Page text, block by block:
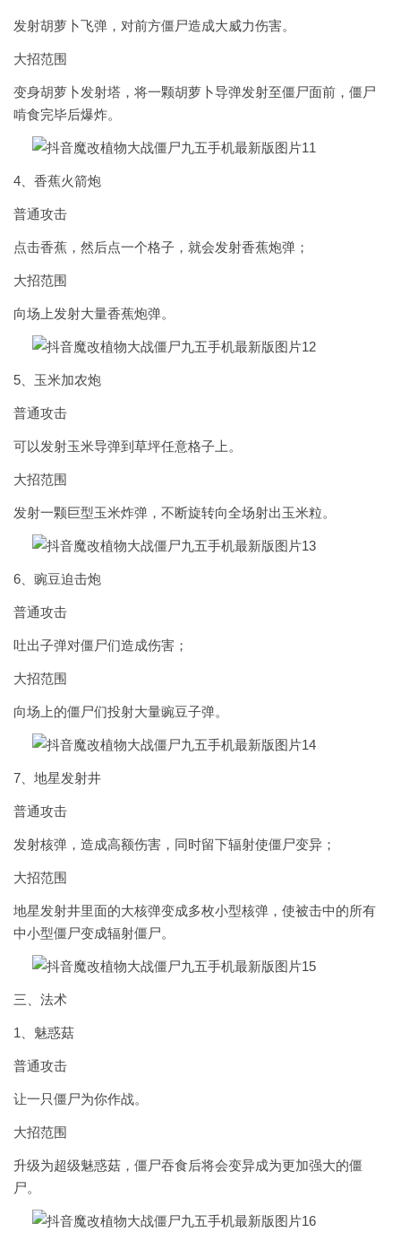
发射胡萝卜飞弹，对前方僵尸造成大威力伤害。
大招范围
变身胡萝卜发射塔，将一颗胡萝卜导弹发射至僵尸面前，僵尸
啃食完毕后爆炸。
4、香蕉火箭炮
普通攻击
点击香蕉，然后点一个格子，就会发射香蕉炮弹；
大招范围
向场上发射大量香蕉炮弹。
5、玉米加农炮
普通攻击
可以发射玉米导弹到草坪任意格子上。
大招范围
发射一颗巨型玉米炸弹，不断旋转向全场射出玉米粒。
6、豌豆迫击炮
普通攻击
吐出子弹对僵尸们造成伤害；
大招范围
向场上的僵尸们投射大量豌豆子弹。
7、地星发射井
普通攻击
发射核弹，造成高额伤害，同时留下辐射使僵尸变异；
大招范围
地星发射井里面的大核弹变成多枚小型核弹，使被击中的所有
中小型僵尸变成辐射僵尸。
三、法术
1、魅惑菇
普通攻击
让一只僵尸为你作战。
大招范围
升级为超级魅惑菇，僵尸吞食后将会变异成为更加强大的僵
尸。